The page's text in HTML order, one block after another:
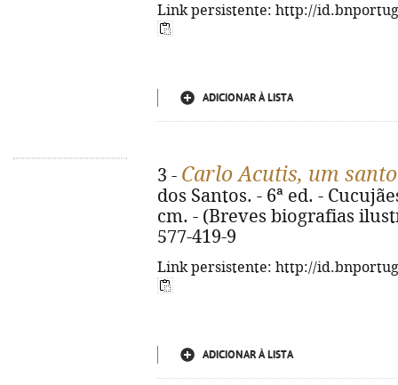
Link persistente: http://
ADICIONAR À LISTA
3 - Carlo Acutis, um
dos Santos. - 6ª ed. -
cm. - (Breves biografias
577-419-9
Link persistente: http://
ADICIONAR À LISTA